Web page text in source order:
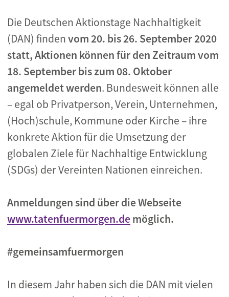
Die Deutschen Aktionstage Nachhaltigkeit
(DAN) findenvom 20. bis 26. September 2020
statt, Aktionen können für den Zeitraum vom
18. September bis zum 08. Oktober
angemeldet werden. Bundesweit können alle
– egal ob Privatperson, Verein, Unternehmen,
(Hoch)schule, Kommune oder Kirche – ihre
konkrete Aktion für die Umsetzung der
globalen Ziele für Nachhaltige Entwicklung
(SDGs) der Vereinten Nationen einreichen.
Anmeldungen sind über die Webseite
www.tatenfuermorgen.demöglich.
#gemeinsamfuermorgen
In diesem Jahr haben sich die DAN mit vielen